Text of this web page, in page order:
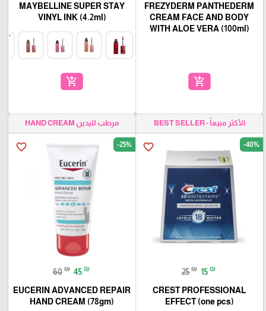
FREZYDERM PANTHEDERM
CREAM FACE AND BODY
WITH ALOE VERA (100ml)
add_shopping_cart
MAYBELLINE SUPER STAY
VINYL INK (4.2ml)
add_shopping_cart
الأكثر مبيعاً - BEST SELLER
favorite_border -40%
25 ₪ 15 ₪
CREST PROFESSIONAL
EFFECT (one pcs)
مرطب لليدين HAND CREAM
favorite_border -25%
60 ₪ 45 ₪
EUCERIN ADVANCED REPAIR
HAND CREAM (78gm)